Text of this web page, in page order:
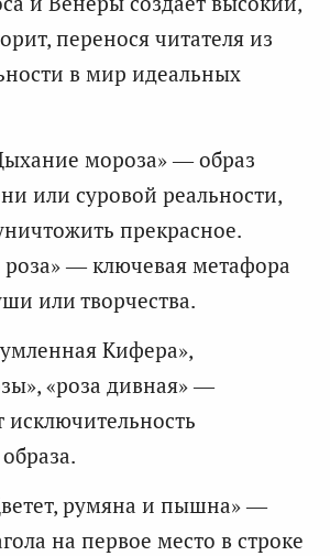
перенося читателя из
в мир идеальных
мороза» — образ
или суровой реальности,
прекрасное.
роза» — ключевая метафора
или творчества.
Кифера»,
«роза дивная» —
румяна и пышна» —
на первое место в строке